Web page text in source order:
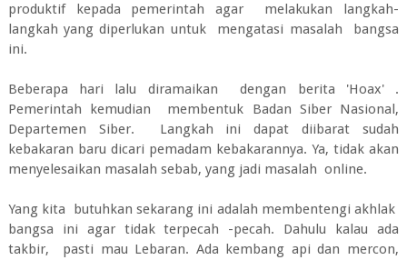
produktif kepada pemerintah agar melakukan langkah-
langkah yang diperlukan untuk mengatasi masalah bangsa
ini.
Beberapa hari lalu diramaikan dengan berita 'Hoax' .
Pemerintah kemudian membentuk Badan Siber Nasional,
Departemen Siber. Langkah ini dapat diibarat sudah
kebakaran baru dicari pemadam kebakarannya. Ya, tidak akan
menyelesaikan masalah sebab, yang jadi masalah online.
Yang kita butuhkan sekarang ini adalah membentengi akhlak
bangsa ini agar tidak terpecah -pecah. Dahulu kalau ada
takbir, pasti mau Lebaran. Ada kembang api dan mercon,